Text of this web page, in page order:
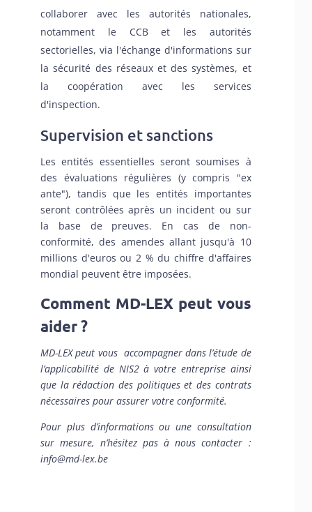
collaborer avec les autorités nationales,
notamment le CCB et les autorités
sectorielles, via l'échange d'informations sur
la sécurité des réseaux et des systèmes, et
la coopération avec les services
d'inspection.
Supervision et sanctions
Les entités essentielles seront soumises à
des évaluations régulières (y compris "ex
ante"), tandis que les entités importantes
seront contrôlées après un incident ou sur
la base de preuves. En cas de non-
conformité, des amendes allant jusqu'à 10
millions d'euros ou 2 % du chiffre d'affaires
mondial peuvent être imposées.
Comment MD-LEX peut vous
aider ?
MD-LEX peut vous accompagner dans l’étude de
l’applicabilité de NIS2 à votre entreprise ainsi
que la rédaction des politiques et des contrats
nécessaires pour assurer votre conformité.
Pour plus d’informations ou une consultation
sur mesure, n’hésitez pas à nous contacter :
info@md-lex.be